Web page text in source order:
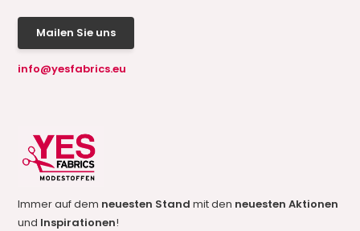
Mailen Sie uns
info@yesfabrics.eu
Immer auf dem neuesten Standmit den neuesten Aktionen
und Inspirationen!